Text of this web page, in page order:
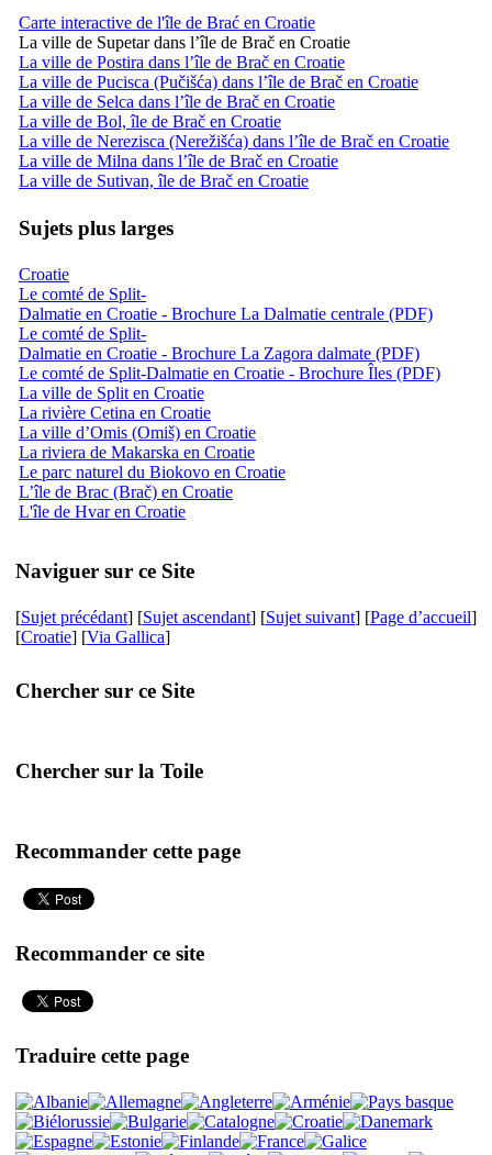
Carte interactive de l'île de Brać en Croatie
La ville de Supetar dans l’île de Brač en Croatie
La ville de Postira dans l’île de Brač en Croatie
La ville de Pucisca (Pučišća) dans l’île de Brač en Croatie
La ville de Selca dans l’île de Brač en Croatie
La ville de Bol, île de Brač en Croatie
La ville de Nerezisca (Nerežišća) dans l’île de Brač en Croatie
La ville de Milna dans l’île de Brač en Croatie
La ville de Sutivan, île de Brač en Croatie
Sujets plus larges
Croatie
Le comté de Split-
Dalmatie en Croatie - Brochure La Dalmatie centrale (PDF)
Le comté de Split-
Dalmatie en Croatie - Brochure La Zagora dalmate (PDF)
Le comté de Split-Dalmatie en Croatie - Brochure Îles (PDF)
La ville de Split en Croatie
La rivière Cetina en Croatie
La ville d’Omis (Omiš) en Croatie
La riviera de Makarska en Croatie
Le parc naturel du Biokovo en Croatie
L’île de Brac (Brač) en Croatie
L'île de Hvar en Croatie
Naviguer sur ce Site
[Sujet précédant] [Sujet ascendant] [Sujet suivant] [Page d’accueil]
[Croatie] [Via Gallica]
Chercher sur ce Site
Chercher sur la Toile
Recommander cette page
Recommander ce site
Traduire cette page